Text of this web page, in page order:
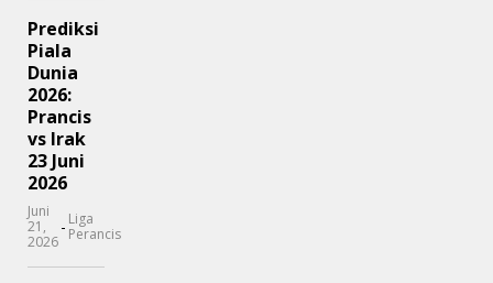
Prediksi
Piala
Dunia
2026:
Prancis
vs Irak
23 Juni
2026
Juni
21,
2026
- Liga
Perancis